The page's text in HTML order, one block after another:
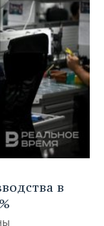
в